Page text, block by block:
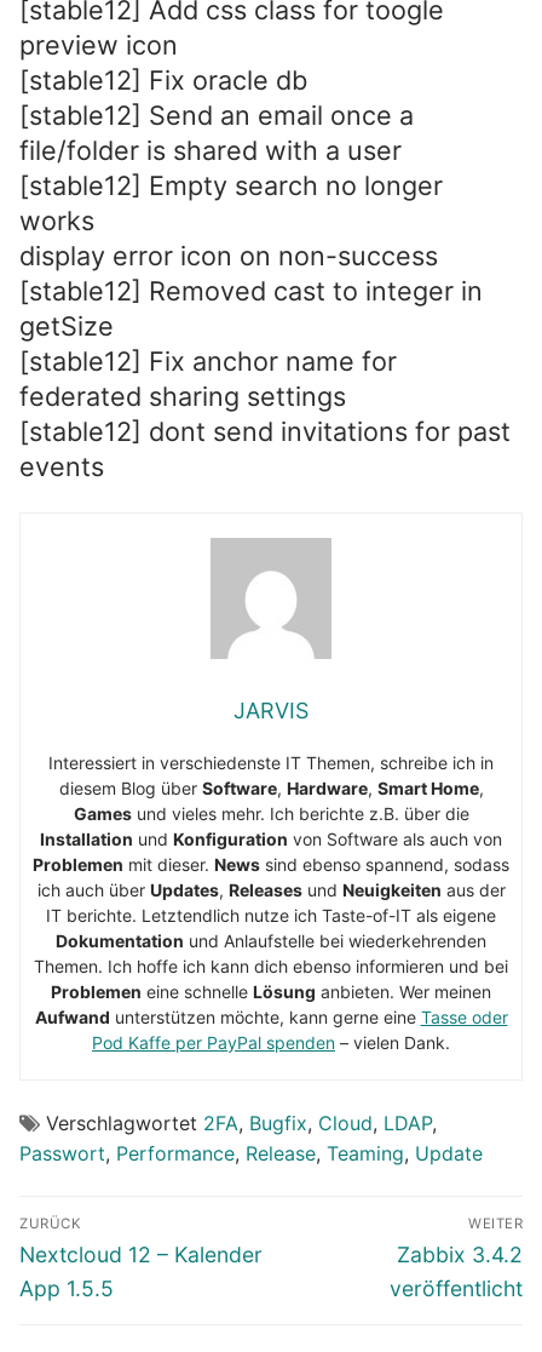
[stable12] Add css class for toogle
preview icon
[stable12] Fix oracle db
[stable12] Send an email once a
file/folder is shared with a user
[stable12] Empty search no longer
works
display error icon on non-success
[stable12] Removed cast to integer in
getSize
[stable12] Fix anchor name for
federated sharing settings
[stable12] dont send invitations for past
events
JARVIS
Interessiert in verschiedenste IT Themen, schreibe ich in
diesem Blog über Software, Hardware, Smart Home,
Gamesund vieles mehr. Ich berichte z.B. über die
Installation und Konfiguration von Software als auch von
Problemen mit dieser. News sind ebenso spannend, sodass
ich auch über Updates, Releasesund Neuigkeiten aus der
IT berichte. Letztendlich nutze ich Taste-of-IT als eigene
Dokumentation und Anlaufstelle bei wiederkehrenden
Themen. Ich hoffe ich kann dich ebenso informieren und bei
Problemen eine schnelle Lösung anbieten. Wer meinen
Aufwand unterstützen möchte, kann gerne eine Tasse oder
Pod Kaffe per PayPal spenden – vielen Dank.
Verschlagwortet 2FA, Bugfix, Cloud, LDAP,
Passwort, Performance, Release, Teaming, Update
Beitragsnavigation
ZURÜCK
Vorheriger
Beitrag:
Nextcloud 12 – Kalender
App 1.5.5
WEITER
Nächster
Beitrag:
Zabbix 3.4.2
veröffentlicht